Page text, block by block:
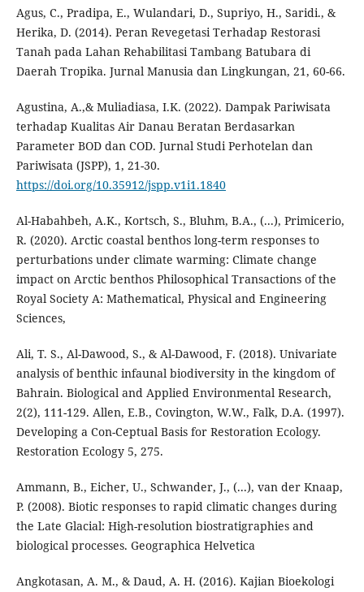
Agus, C., Pradipa, E., Wulandari, D., Supriyo, H., Saridi., &
Herika, D. (2014). Peran Revegetasi Terhadap Restorasi
Tanah pada Lahan Rehabilitasi Tambang Batubara di
Daerah Tropika. Jurnal Manusia dan Lingkungan, 21, 60-66.
Agustina, A.,& Muliadiasa, I.K. (2022). Dampak Pariwisata
terhadap Kualitas Air Danau Beratan Berdasarkan
Parameter BOD dan COD. Jurnal Studi Perhotelan dan
Pariwisata (JSPP), 1, 21-30.
https://doi.org/10.35912/jspp.v1i1.1840
Al-Habahbeh, A.K., Kortsch, S., Bluhm, B.A., (...), Primicerio,
R. (2020). Arctic coastal benthos long-term responses to
perturbations under climate warming: Climate change
impact on Arctic benthos Philosophical Transactions of the
Royal Society A: Mathematical, Physical and Engineering
Sciences,
Ali, T. S., Al-Dawood, S., & Al-Dawood, F. (2018). Univariate
analysis of benthic infaunal biodiversity in the kingdom of
Bahrain. Biological and Applied Environmental Research,
2(2), 111-129. Allen, E.B., Covington, W.W., Falk, D.A. (1997).
Developing a Con-Ceptual Basis for Restoration Ecology.
Restoration Ecology 5, 275.
Ammann, B., Eicher, U., Schwander, J., (...), van der Knaap,
P. (2008). Biotic responses to rapid climatic changes during
the Late Glacial: High-resolution biostratigraphies and
biological processes. Geographica Helvetica
Angkotasan, A. M., & Daud, A. H. (2016). Kajian Bioekologi